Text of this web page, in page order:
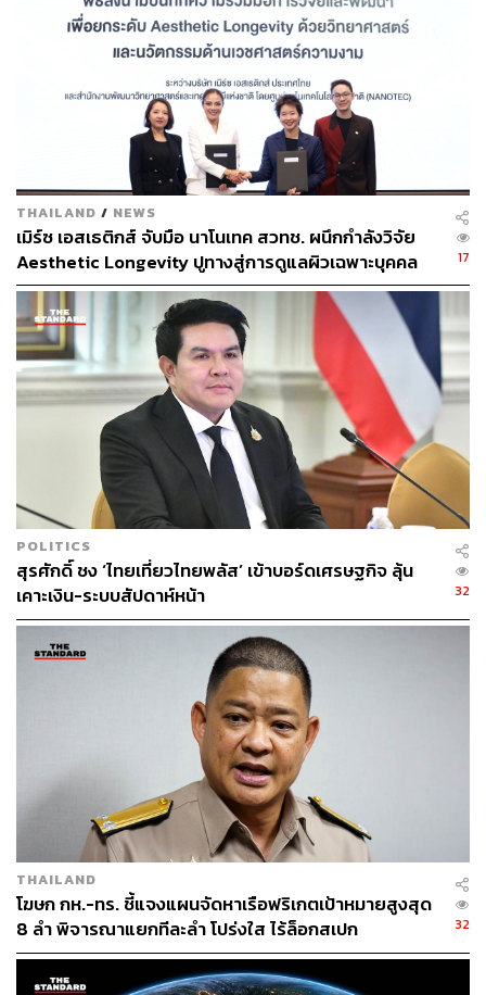
2) เม็ดเงินลงทุนโดยตรงจากต่างประเทศ (FDI) ที่เพิ่มสูงขึ้น
จากการผลักดันการลงทุนของรัฐบาล ซึ่งทำให้มีการนำเข้า
สินค้าทุน (Capital Goods) เข้ามาเป็นจำนวนมาก
3) การที่อุตสาหกรรมใหม่ของไทยยังมีมูลค่าเพิ่ม (Value
Added) ภายในประเทศไม่สูงมากนัก เนื่องจากยังต้องพึ่งพา
การนำเข้าเทคโนโลยี ชิ้นส่วน และวัตถุดิบจากต่างประเทศ
ในสัดส่วนสูง โดยรัฐบาลมีเป้าหมายเร่งสร้าง ‘Local Supply
Chain’ และผลักดันการถ่ายทอดเทคโนโลยี เพื่อเพิ่มสัดส่วน
การผลิตภายในประเทศในระยะยาว
ไม่ห่วง ‘Twin Deficit’ ทำไทยเสียสถานะ ‘Safe
Haven’
ก่อนหน้านี้ ดร.พิพัฒน์ เหลืองนฤมิตรชัย ผู้ช่วยกรรมการผู้
จัดการ หัวหน้านักเศรษฐศาสตร์ และหัวหน้าฝ่ายวิเคราะห์
เศรษฐกิจและการลงทุน กลุ่มธุรกิจการเงินเกียรตินาคินภัทร
ได้ออกมาแสดงความกังวลว่าไทยอาจกำลังก้าวเข้าสู่ภาวะ
‘ขาดดุลบัญชีเดินสะพัด’ และเสี่ยงเข้าสู่ภาวะ ‘Twin Deficit’
หรือการขาดดุลแฝด ทั้งดุลการคลังและดุลบัญชีเดินสะพัด ซึ่ง
อาจทำให้นักลงทุนระดับโลก จะไม่ได้มองไทยเป็นหลุมหลบ
ภัย (Safe Haven) อีกต่อไป
โดยภาวะการค้าของไทยในเดือนเมษายน 2569 มีการขาด
ดุลสูงสุดเป็นประวัติการณ์ คิดเป็นมูลค่า 10,021.3 ล้าน
ดอลลาร์สหรัฐฯ จากการนำเข้าที่ขยายตัวสูงสุดในรอบ 56
เดือน ซึ่งเป็นผลจากการนำเข้าวัตถุดิบกึ่งสำเร็จรูปสินค้า
อิเล็กทรอนิกส์ที่ขยายตัว และราคาพลังงานที่ปรับตัวสูงขึ้น
จากสถานการณ์โลก
อย่างไรก็ตาม ดร.สันติธารระบุว่า นิยามของ ‘Safe Haven’
ในมุมของ ดร.พิพัฒน์ เชื่อมโยงกับความมั่นคงของค่าเงิน ซึ่ง
หมายถึงการมีสกุลเงินที่แข็งค่าและมีเสถียรภาพสูง จากบัญชี
เดินสะพัดที่เกินดุลต่อเนื่อง ‘Safe Haven’ ตามนิยามดังกล่าว
จึงมีความสำคัญต่อกลุ่มนักลงทุนพันธบัตร (Bond)
THAILAND / NEWS
เมิร์ซ เอสเธติกส์ จับมือ นาโนเทค สวทช. ผนึกกำลังวิจัย
Aesthetic Longevity ปูทางสู่การดูแลผิวเฉพาะบุคคล
[PR NEWS]
17
POLITICS
สุรศักดิ์ ชง ‘ไทยเที่ยวไทยพลัส’ เข้าบอร์ดเศรษฐกิจ ลุ้น
เคาะเงิน-ระบบสัปดาห์หน้า
32
THAILAND
โฆษก กห.-ทร. ชี้แจงแผนจัดหาเรือฟริเกตเป้าหมายสูงสุด
8 ลำ พิจารณาแยกทีละลำ โปร่งใส ไร้ล็อกสเปก
32